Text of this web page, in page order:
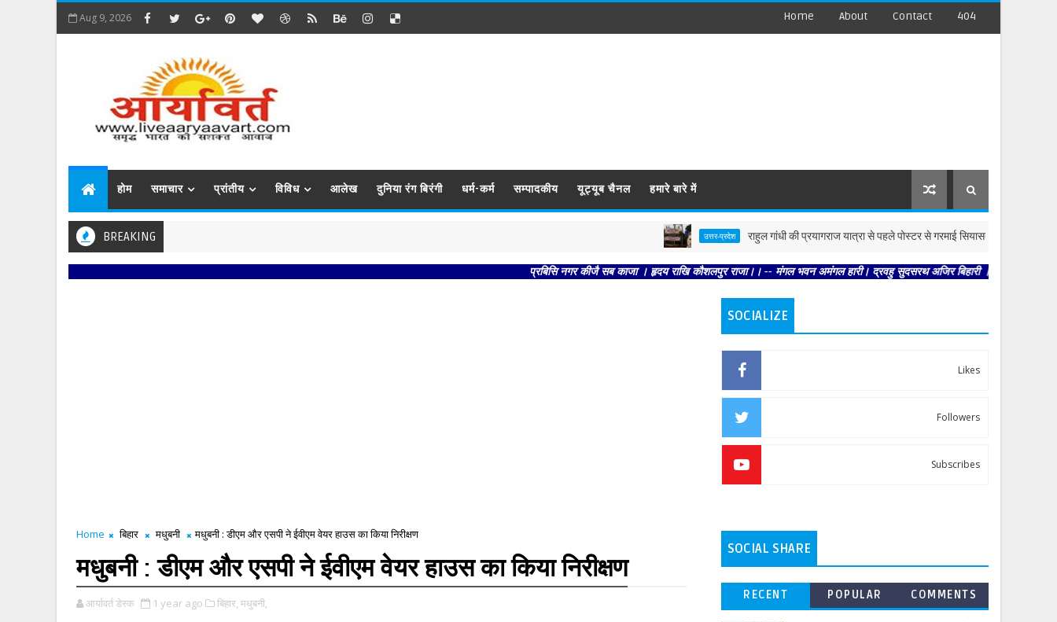
Aug 9, 2026 Home About Contact 404
होम समाचार प्रांतीय विविध आलेख दुनिया रंग बिरंगी धर्म-कर्म सम्पादकीय यूट्यूब चैनल हमारे बारे में
BREAKING उत्तर-प्रदेश राहुल गांधी की प्रयागराज यात्रा से पहले पोस्टर से गरमाई सियासत
प्रबिसि नगर कीजै सब काजा । हृदय राखि कौशलपुर राजा।। -- मंगल भवन अमंगल हारी। द्रवहु सुदसरथ अजिर बिहारी ।। -- सब नर करहिं
Home बिहार मधुबनी मधुबनी : डीएम और एसपी ने ईवीएम वेयर हाउस का किया निरीक्षण
मधुबनी : डीएम और एसपी ने ईवीएम वेयर हाउस का किया निरीक्षण
आर्यावर्त डेस्क 1 year ago बिहार, मधुबनी,
SOCIALIZE
Likes
Followers
Subscribes
SOCIAL SHARE
RECENT POPULAR COMMENTS